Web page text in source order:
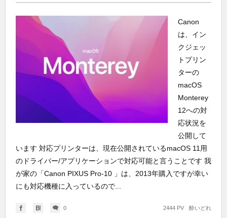
Canon
は、イン
クジェッ
トプリン
ターの
macOS
Monterey
12への対
応状況を
公開して
います 対応プリンターは、現在公開されているmacOS 11用
のドライバー/アプリケーションで対応可能と言うことです 我
が家の「Canon PIXUS Pro-10 」は、2013年購入ですが幸い
にも対応機種に入っているので...
0 酔いどれ
2444 PV